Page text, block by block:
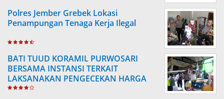
Polres Jember Grebek Lokasi
Penampungan Tenaga Kerja Ilegal
BATI TUUD KORAMIL PURWOSARI
BERSAMA INSTANSI TERKAIT
LAKSANAKAN PENGECEKAN HARGA
SEMBAKO